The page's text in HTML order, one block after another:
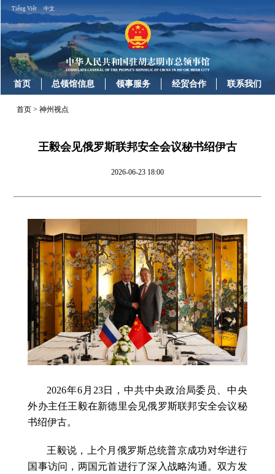
Tiếng Việt 中文
首页 总领馆信息 领事服务 经贸合作 联系我们
首页 >神州视点
王毅会见俄罗斯联邦安全会议秘书绍伊古
2026-06-23 18:00
2026年6月23日，中共中央政治局委员、中央
外办主任王毅在新德里会见俄罗斯联邦安全会议秘
书绍伊古。
王毅说，上个月俄罗斯总统普京成功对华进行
国事访问，两国元首进行了深入战略沟通。双方发